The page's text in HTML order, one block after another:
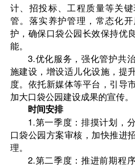
计、招投标、工程质量等关
管。落实养护管理，常态化
护，确保口袋公园长效保持优
能。
3.优化服务，强化管护共
施建设，增设适儿化设施，提
度。依托新媒体等平台，引导
加大口袋公园建设成果的宣传。
时间安排
1.第一季度：排摸计划，
口袋公园方案审核，加快推进
理。
2.第二季度：推进前期程